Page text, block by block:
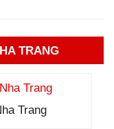
TRANG
Trang